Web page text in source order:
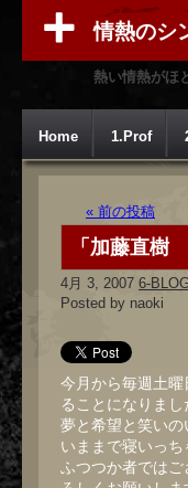
情熱のシ
熱い情熱がほ
Home 1.Prof
« 前の投稿
「加藤直樹
4月 3, 2007 6-BLOG
Posted by naoki
今月から毎週土
ることになりまし
夢と希望と笑いの
いままで寝いっち
ふつつか者では